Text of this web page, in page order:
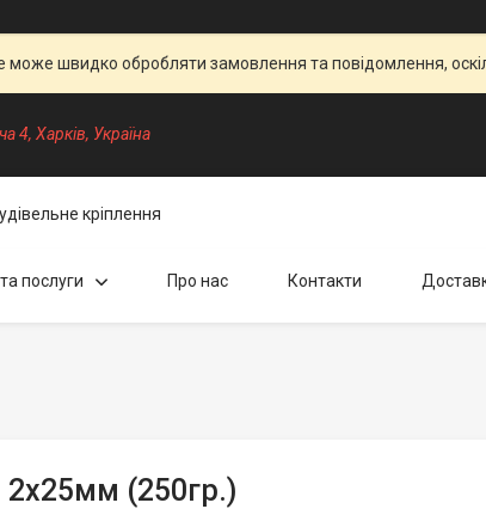
може швидко обробляти замовлення та повідомлення,
4, Харків, Україна
кріплення
послуги Про нас Контакти
2х25мм (250гр.)